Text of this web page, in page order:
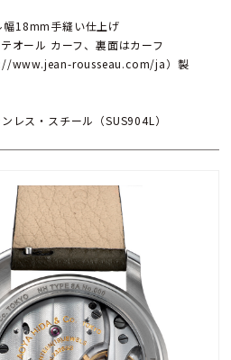
18mm手縫い仕上げ
オール カーフ、裏面はカーフ
www.jean-rousseau.com/ja）製
レス・スチール（SUS904L）